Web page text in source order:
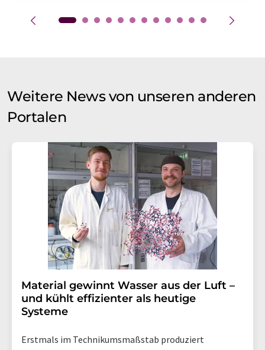
Weitere News von unseren anderen
Portalen
Material gewinnt Wasser aus der Luft –
und kühlt effizienter als heutige
Systeme
Erstmals im Technikumsmaßstab produziert